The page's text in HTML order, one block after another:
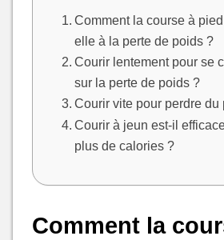
Comment la course à
elle à la perte de poids ?
Courir lentement pour se
sur la perte de poids ?
Courir vite pour perdre du
Courir à jeun est-il
plus de calories ?
Comment la